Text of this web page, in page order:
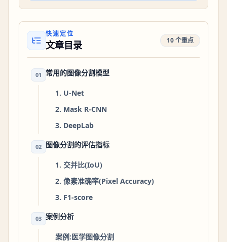
快速定位
文章目录 10 个重点
01 常用的图像分割模型
1. U-Net
2. Mask R-CNN
3. DeepLab
02 图像分割的评估指标
1. 交并比(IoU)
2. 像素准确率(Pixel Accuracy)
3. F1-score
03 案例分析
案例:医学图像分割